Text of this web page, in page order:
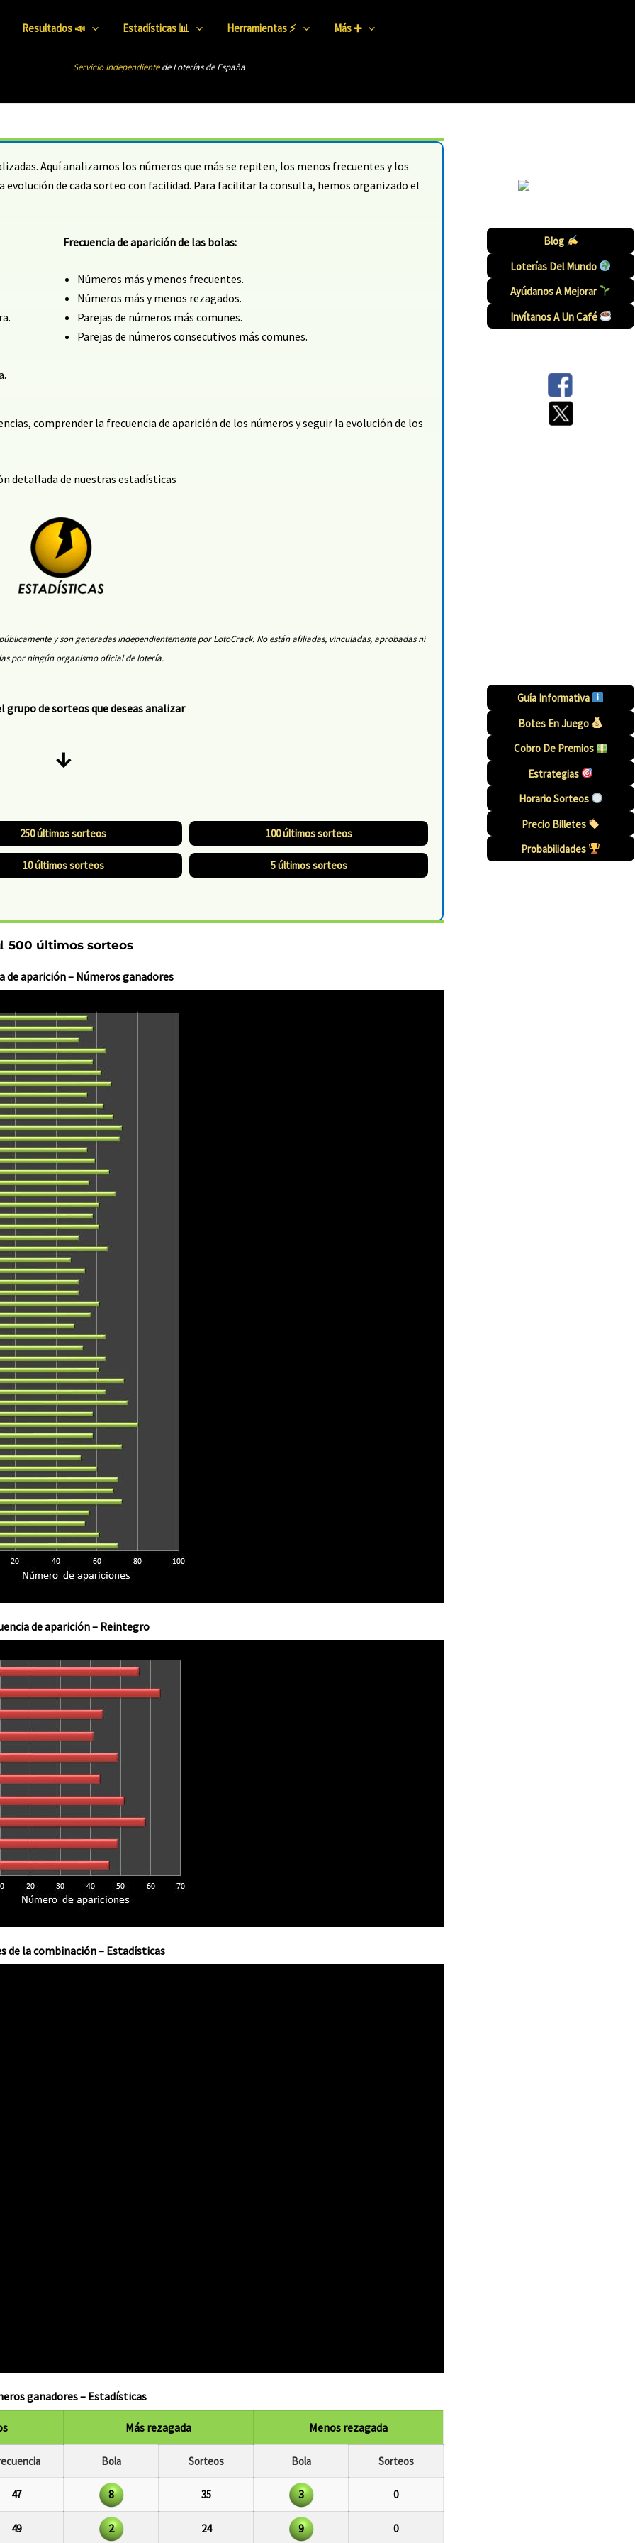
Resultados 📣 Estadísticas 📊 Herramientas ⚡ Más ➕
Servicio Independiente de Loterías de España
Aquí analizamos los números que más se repiten, los menos frecuentes y los
de cada sorteo con facilidad. Para facilitar la consulta, hemos organizado el
Frecuencia de aparición de las bolas:
Números más y menos frecuentes.
Números más y menos rezagados.
Parejas de números más comunes.
Parejas de números consecutivos más comunes.
comprender la frecuencia de aparición de los números y seguir la evolución de los
detallada de nuestras estadísticas
y son generadas independientemente por LotoCrack. No están afiliadas, vinculadas, aprobadas ni
por ningún organismo oficial de lotería.
grupo de sorteos que deseas analizar
↓
250 últimos sorteos 100 últimos sorteos
10 últimos sorteos 5 últimos sorteos
500 últimos sorteos
de aparición – Números ganadores
de aparición – Reintegro
de la combinación – Estadísticas
ganadores – Estadísticas
Más rezagada Menos rezagada
Bola Sorteos Bola Sorteos
47 8 35 3 0
49 2 24 9 0
Blog
Loterías Del Mundo
Ayúdanos A Mejorar
Invítanos A Un CafÉ
Guía Informativa
Botes En Juego
Cobro De Premios
Estrategias
Horario Sorteos
Precio Billetes
Probabilidades